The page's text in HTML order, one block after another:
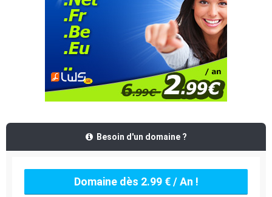
Besoin d'un domaine ?
Domaine dès 2.99 € / An !